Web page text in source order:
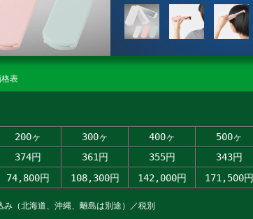
表
200ヶ 300ヶ 400ヶ 500ヶ
374円 361円 355円 343円
74,800円 108,300円 142,000円 171,500円
（北海道、沖縄、離島は別途）／税別